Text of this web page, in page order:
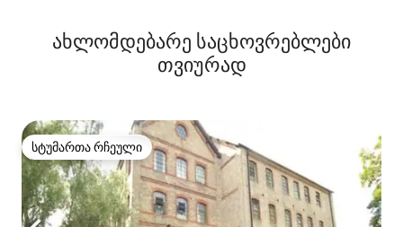
ახლომდებარე საცხოვრებლები
თვიურად
სტუმართა რჩეული
სტუმართა რჩეული